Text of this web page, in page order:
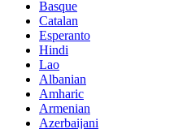
Basque
Catalan
Esperanto
Hindi
Lao
Albanian
Amharic
Armenian
Azerbaijani